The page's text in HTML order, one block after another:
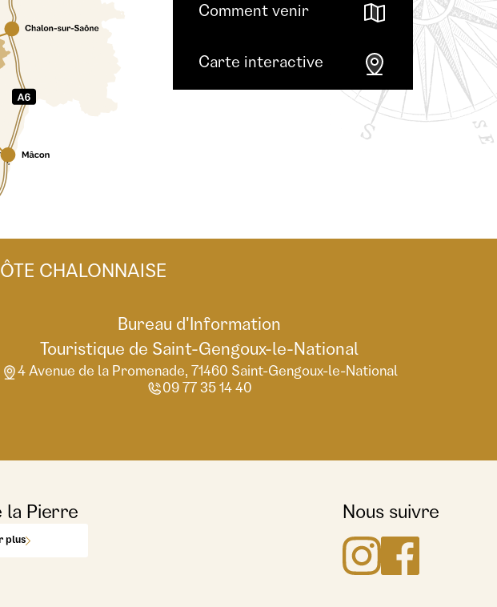
Comment venir
Carte interactive
CHALONNAISE
Bureau d'Information
Touristique de Saint-Gengoux-le-National
4 Avenue de la Promenade, 71460 Saint-Gengoux-le-National
09 77 35 14 40
la Pierre
plus
Nous suivre